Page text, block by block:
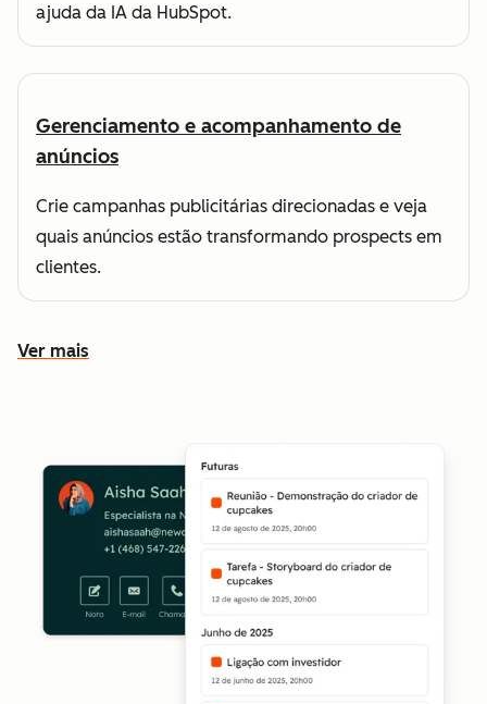
ajuda da IA da HubSpot.
Gerenciamento e acompanhamento de
anúncios
Crie campanhas publicitárias direcionadas e veja
quais anúncios estão transformando prospects em
clientes.
Ver mais
Conheça outros recursos